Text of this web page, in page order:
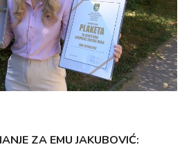
ZA EMU JAKUBOVIĆ: